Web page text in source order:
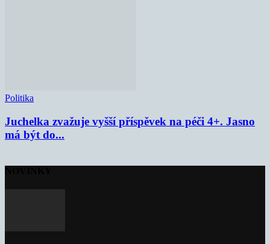
Politika
Juchelka zvažuje vyšší příspěvek na péči 4+. Jasno
má být do...